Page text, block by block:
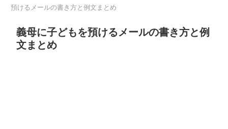
預けるメールの書き方と例文まとめ
義母に子どもを預けるメールの書き方と例
文まとめ